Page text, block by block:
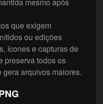
que exigem
ou edições
ícones e capturas de
preserva todos os
arquivos maiores.